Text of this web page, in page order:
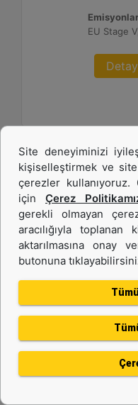
Detay
577 hp -
Site deneyiminizi
kişiselleştirmek ve
çerezler kullanıyoruz.
için Çerez
gerekli olmayan
aracılığıyla
aktarılmasına onay
butonuna